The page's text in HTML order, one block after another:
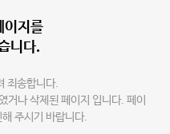
이지를
니다.
죄송합니다.
거나 삭제된 페이지 입니다. 페이
주시기 바랍니다.